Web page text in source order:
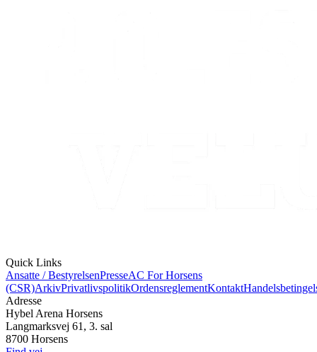
Quick Links
Ansatte / BestyrelsenPresseAC For Horsens
(CSR)ArkivPrivatlivspolitikOrdensreglementKontakt
Adresse
Hybel Arena Horsens
Langmarksvej 61, 3. sal
8700 Horsens